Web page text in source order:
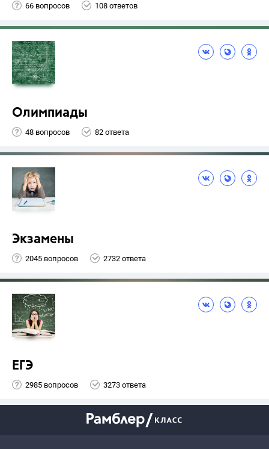
66 вопросов 108 ответов
Олимпиады
48 вопросов 82 ответа
Экзамены
2045 вопросов 2732 ответа
ЕГЭ
2985 вопросов 3273 ответа